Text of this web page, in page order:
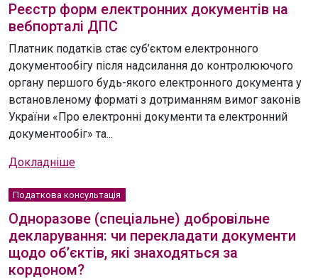
Реєстр форм електронних документів на
вебпорталі ДПС
Платник податків стає суб’єктом електронного
документообігу після надсилання до контролюючого
органу першого будь-якого електронного документа у
встановленому форматі з дотриманням вимог законів
України «Про електронні документи та електронний
документообіг» та...
Докладніше
Податкова консультація
Одноразове (спеціальне) добровільне
декларування: чи перекладати документи
щодо об’єктів, які знаходяться за
кордоном?